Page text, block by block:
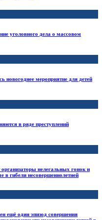
уголовного дела о массовом
новогоднее мероприятие для детей
в ряде преступлений
нелегальных гонок и
в гибели несовершеннолетней
ещё один эпизод совершения